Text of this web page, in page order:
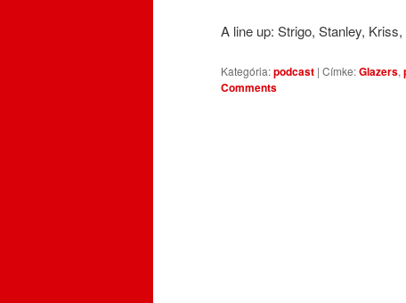
A line up: Strigo, Stanley, Kriss,
Kategória:podcast | Címke:Glazers,
Comments